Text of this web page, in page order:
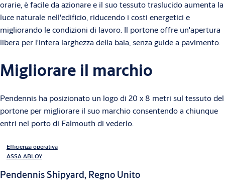
orarie, è facile da azionare e il suo tessuto traslucido aumenta la
luce naturale nell'edificio, riducendo i costi energetici e
migliorando le condizioni di lavoro. Il portone offre un'apertura
libera per l'intera larghezza della baia, senza guide a pavimento.
Migliorare il marchio
Pendennis ha posizionato un logo di 20 x 8 metri sul tessuto del
portone per migliorare il suo marchio consentendo a chiunque
entri nel porto di Falmouth di vederlo.
Efficienza operativa
ASSA ABLOY
Pendennis Shipyard, Regno Unito